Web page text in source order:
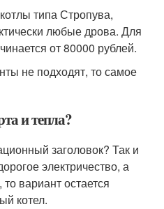
типа Стропува,
любые дрова. Для
от 80000 рублей.
не подходят, то самое
и тепла?
заголовок? Так и
электричество, а
вариант остается
котел.